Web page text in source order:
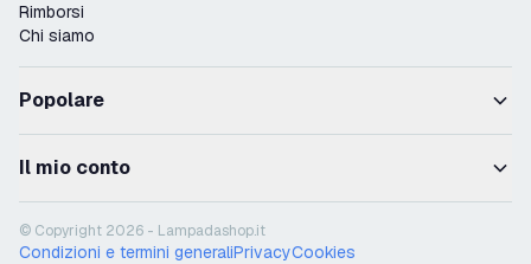
Rimborsi
Chi siamo
Popolare
Il mio conto
© Copyright 2026 - Lampadashop.it
Condizioni e termini generaliPrivacyCookies